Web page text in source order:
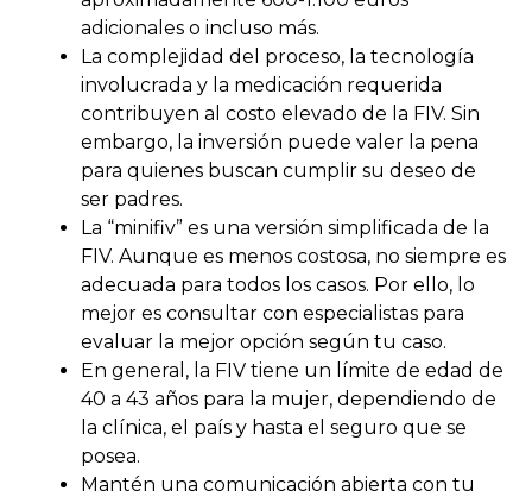
adicionales o incluso más.
La complejidad del proceso, la tecnología
involucrada y la medicación requerida
contribuyen al costo elevado de la FIV. Sin
embargo, la inversión puede valer la pena
para quienes buscan cumplir su deseo de
ser padres.
La “minifiv” es una versión simplificada de la
FIV. Aunque es menos costosa, no siempre es
adecuada para todos los casos. Por ello, lo
mejor es consultar con especialistas para
evaluar la mejor opción según tu caso.
En general, la FIV tiene un límite de edad de
40 a 43 años para la mujer, dependiendo de
la clínica, el país y hasta el seguro que se
posea.
Mantén una comunicación abierta con tu